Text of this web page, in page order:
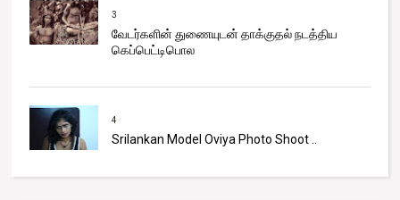
3
வேடர்களின் துணையுடன் தாக்குதல் நடத்திய
கெப்பெட்டிபொல
4
Srilankan Model Oviya Photo Shoot ..